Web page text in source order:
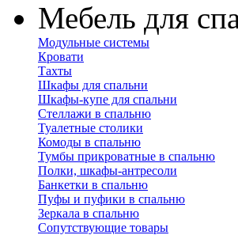
Мебель для
Модульные системы
Кровати
Тахты
Шкафы для спальни
Шкафы-купе для спальни
Стеллажи в спальню
Туалетные столики
Комоды в спальню
Тумбы прикроватные в спальню
Полки, шкафы-антресоли
Банкетки в спальню
Пуфы и пуфики в спальню
Зеркала в спальню
Сопутствующие товары